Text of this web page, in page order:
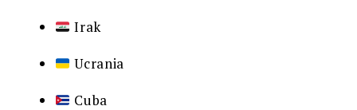
Irak
Ucrania
Cuba